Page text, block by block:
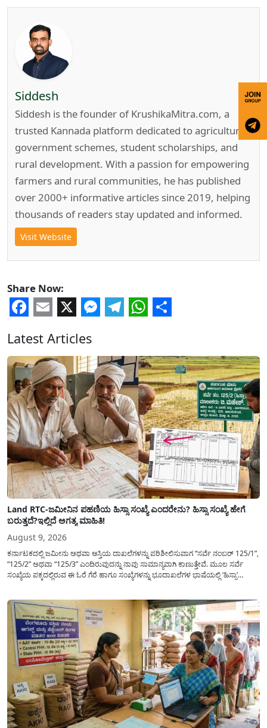
Siddesh
Siddesh is the founder of KrushikaMitra.com, a
trusted Kannada platform dedicated to agriculture,
government schemes, student scholarships, and
rural development. With a passion for empowering
farmers and rural communities, he has published
over 2000+ informative articles since 2019, helping
thousands of readers stay updated and informed.
Visit Website
Share Now:
Latest Articles
Land RTC-ಜಮೀನಿನ ಪಹಣಿಯ ಹಿಸ್ಸಾ ಸಂಖ್ಯೆ ಎಂದರೇನು? ಹಿಸ್ಸಾ ಸಂಖ್ಯೆ ಹೇಗೆ
ಬರುತ್ತದೆ?ಇಲ್ಲಿದೆ ಅಗತ್ಯ ಮಾಹಿತಿ!
August 9, 2026
ಕರ್ನಾಟಕದಲ್ಲಿ ಜಮೀನು ಅಥವಾ ಆಸ್ತಿಯ ದಾಖಲೆಗಳನ್ನು ಪರಿಶೀಲಿಸುವಾಗ “ಸರ್ವೆ ನಂಬರ್ 125/1”,
“125/2” ಅಥವಾ “125/3” ಎಂದಿರುವುದನ್ನು ನಾವು ಸಾಮಾನ್ಯ​ವಾಗಿ ಕಾಣುತ್ತೇವೆ. ಮೂಲ ಸರ್ವೆ
ಸಂಖ್ಯೆಯ ಪಕ್ಕದಲ್ಲಿರುವ ಈ ಓರೆ ಗೆರೆ ಹಾಗೂ ಸಂಖ್ಯೆಗಳನ್ನು ಭೂದಾಖಲೆಗಳ ಭಾಷೆಯಲ್ಲಿ ‘ಹಿಸ್ಸಾ’